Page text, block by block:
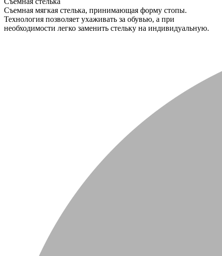
Съемная мягкая стелька, принимающая форму стопы.
Технология позволяет ухаживать за обувью, а при
необходимости легко заменить стельку на индивидуальную.